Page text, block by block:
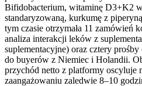
Bifidobacterium, witaminę D3+K2
standaryzowaną, kurkumę z
tym czasie otrzymała 11 zamówień
analiza interakcji leków z
suplementacyjne) oraz cztery
do buyerów z Niemiec i Holandii.
przychód netto z platformy oscyluje
zaangażowaniu zaledwie 8–10